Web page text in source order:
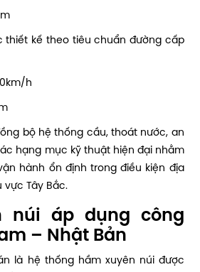
thiết kế theo tiêu chuẩn đường cấp
h
bộ hệ thống cầu, thoát nước, an
hạng mục kỹ thuật hiện đại nhằm
hành ổn định trong điều kiện địa
vực Tây Bắc.
núi áp dụng công
– Nhật Bản
là hệ thống hầm xuyên núi được